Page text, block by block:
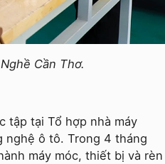
Cần Thơ.
tập tại Tổ hợp nhà máy
nghệ ô tô. Trong 4 tháng
máy móc, thiết bị và rèn